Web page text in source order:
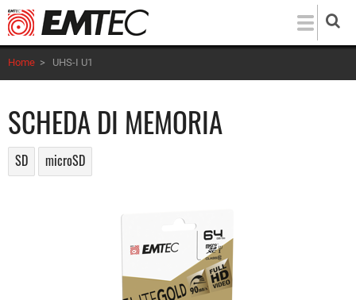
Salta
al
contenuto
principale
Home > UHS-I U1
SCHEDA DI MEMORIA
SD microSD